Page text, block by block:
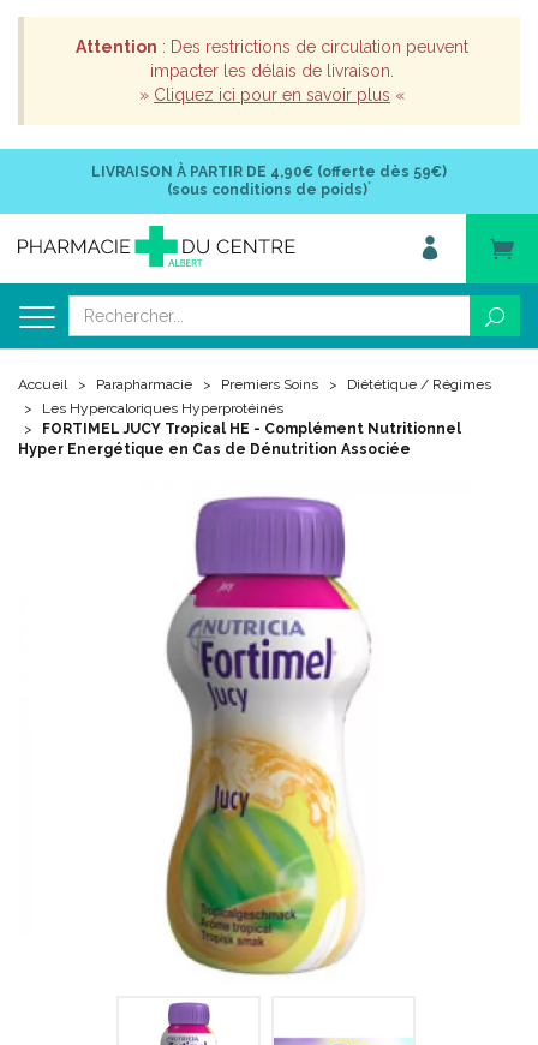
Attention : Des restrictions de circulation peuvent
impacter les délais de livraison.
» Cliquez ici pour en savoir plus «
LIVRAISON À PARTIR DE 4,90€ (offerte dès 59€)
(sous conditions de poids)*
Accueil Parapharmacie Premiers Soins
Diététique / Régimes
Les Hypercaloriques Hyperprotéinés
FORTIMEL JUCY Tropical HE - Complément Nutritionnel
Hyper Energétique en Cas de Dénutrition Associée